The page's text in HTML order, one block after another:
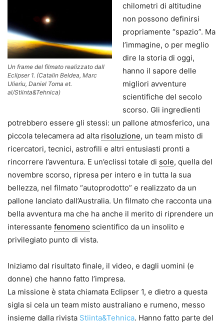
Un frame del filmato realizzato dall
Eclipser 1. (Catalin Beldea, Marc
Ulieriu, Daniel Toma et.
al/Stiinta&Tehnica)
chilometri di altitudine
non possono definirsi
propriamente “spazio”. Ma
l’immagine, o per meglio
dire la storia di oggi,
hanno il sapore delle
migliori avventure
scientifiche del secolo
scorso. Gli ingredienti
potrebbero essere gli stessi: un pallone atmosferico, una
piccola telecamera ad alta risoluzione, un team misto di
ricercatori, tecnici, astrofili e altri entusiasti pronti a
rincorrere l’avventura. E un’eclissi totale di sole, quella del
novembre scorso, ripresa per intero e in tutta la sua
bellezza, nel filmato “autoprodotto” e realizzato da un
pallone lanciato dall’Australia. Un filmato che racconta una
bella avventura ma che ha anche il merito di riprendere un
interessante fenomeno scientifico da un insolito e
privilegiato punto di vista.
Iniziamo dal risultato finale, il video, e dagli uomini (e
donne) che hanno fatto l’impresa.
La missione è stata chiamata Eclipser 1, e dietro a questa
sigla si cela un team misto australiano e rumeno, messo
insieme dalla rivista Stiinta&Tehnica. Hanno fatto parte del